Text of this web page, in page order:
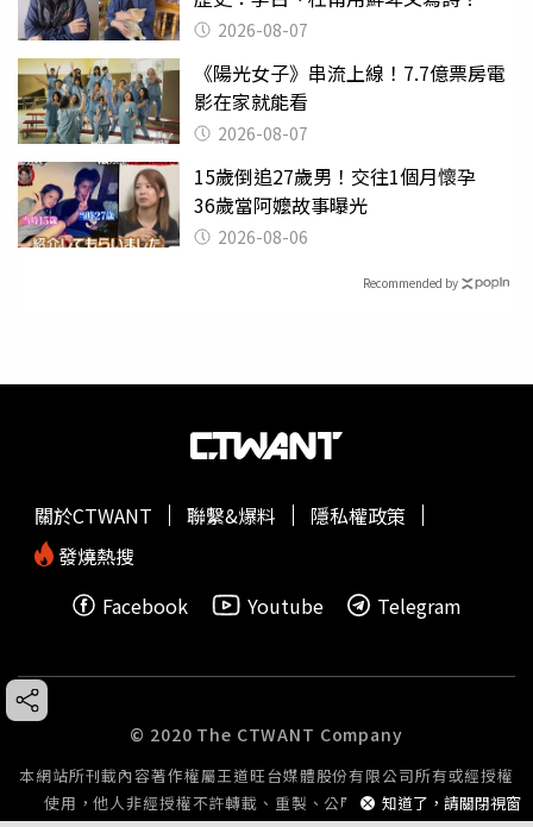
2026-08-07
《陽光女子》串流上線！7.7億票房電
影在家就能看
2026-08-07
15歲倒追27歲男！交往1個月懷孕
36歲當阿嬤故事曝光
2026-08-06
Recommended by
知道了，請關閉視窗
關於CTWANT 聯繫&爆料
隱私權政策
發燒熱搜
Facebook
Youtube Telegram
© 2020 The CTWANT Company
本網站所刊載內容著作權屬王道旺台媒體股份有限公司所有或經授權
使用，他人非經授權不許轉載、重製、公開播送或公開傳輸。